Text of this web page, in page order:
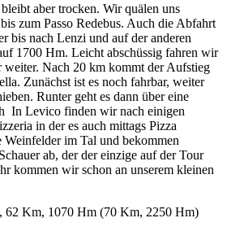
aber trocken. Wir quälen uns
zum Passo Redebus. Auch die Abfahrt
bis nach Lenzi und auf der anderen
1700 Hm. Leicht abschüssig fahren wir
weiter. Nach 20 km kommt der Aufstieg
Zunächst ist es noch fahrbar, weiter
Runter geht es dann über eine
In Levico finden wir nach einigen
in der es auch mittags Pizza
im Tal und bekommen
ab, der der einzige auf der Tour
kommen wir schon an unserem kleinen
62 Km, 1070 Hm (70 Km, 2250 Hm)